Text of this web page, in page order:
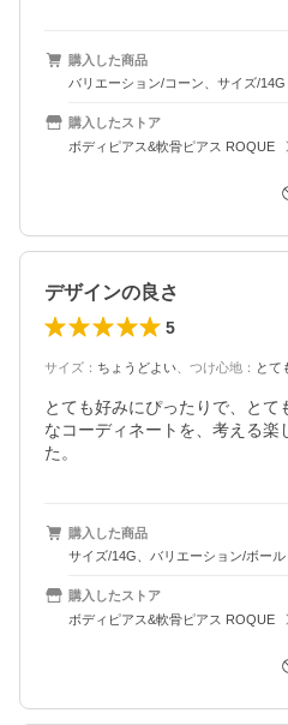
購入した商品
バリエーション/コーン、サイズ/14G
購入したストア
ボディピアス&軟骨ピアス ROQUE
デザインの良さ
5
サイズ ： ちょうどよい つけ心地 ： とて
とても好みにぴったりで、と
なコーディネートを、考える楽
た。
購入した商品
サイズ/14G、バリエーション/ボール
購入したストア
ボディピアス&軟骨ピアス ROQUE